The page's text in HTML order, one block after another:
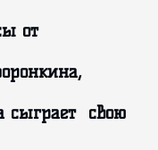
от
сыграет свою